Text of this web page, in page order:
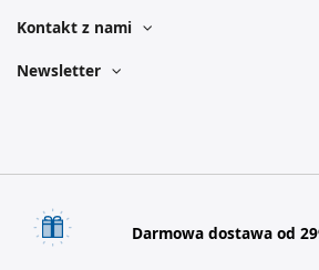
Kontakt z nami
Newsletter
Darmowa dostawa od